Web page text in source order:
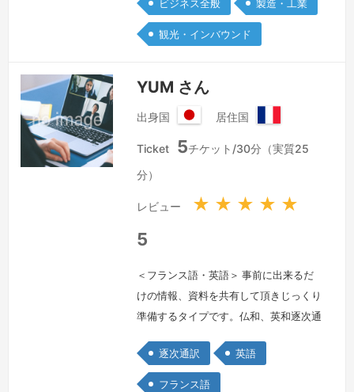
どを日本語、ドイツ語、英語で通訳いた
します。自動車・エレクトロニクス業
界、医療・製薬・医薬部外品・食料品・
の経…続きを見る »
ビジネス全般 製造・工業
観光・インバウンド
YUM さん
出身国
本
居住国
ラ
共
Ticket 5チケット/30分（実質25
分）
レビュー ★ ★ ★ ★ ★
5
＜フランス語・英語＞ 事前に出来るだ
けの情報、資料を共有して頂きじっくり
準備するタイプです。仏和、英和逐次通
商談、展示会等の経験があります。よろ
しくお願いいたします。
逐次通訳 英語
フランス語